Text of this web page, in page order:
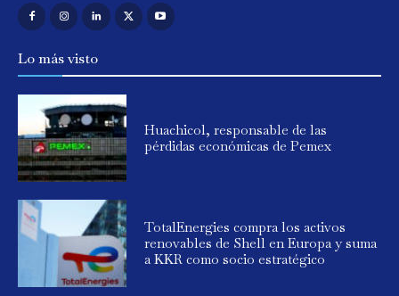
Lo más visto
Huachicol, responsable de las
pérdidas económicas de Pemex
TotalEnergies compra los activos
renovables de Shell en Europa y suma
a KKR como socio estratégico